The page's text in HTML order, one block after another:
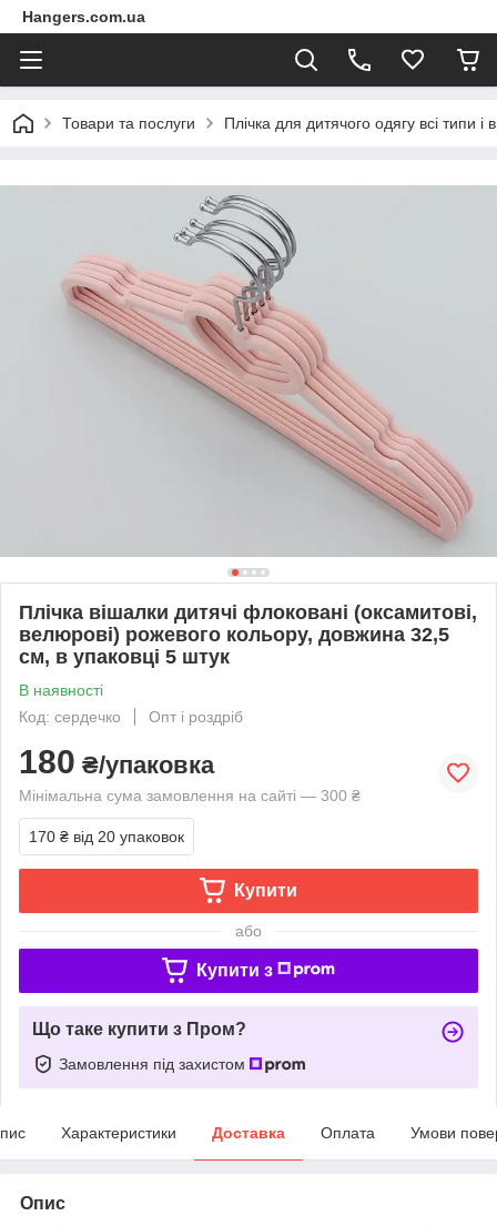
Hangers.com.ua
Товари та послуги Плічка для дитячого одягу всі типи і
Плічка вішалки дитячі флоковані (оксамитові,
велюрові) рожевого кольору, довжина 32,5
см, в упаковці 5 штук
В наявності
Код: сердечко
Опт і роздріб
180 ₴/упаковка
Мінімальна сума замовлення на сайті — 300 ₴
170 ₴ від 20 упаковок
Купити
або
Купити з
Що таке купити з Пром?
Замовлення під захистом
Характеристики Доставка Оплата Умови
Опис